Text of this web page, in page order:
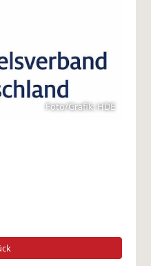
Foto/Grafik: HDE